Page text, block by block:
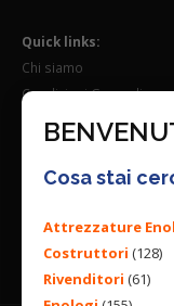
Cosa stai
Attrezzature
Costruttori (128)
Rivenditori (61)
Quick links:
Chi siamo
Condizioni Generali
Lavora con noi
Seguici su: